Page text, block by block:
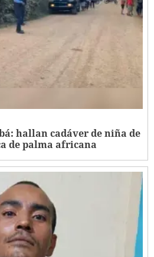
hallan cadáver de niña de
de palma africana